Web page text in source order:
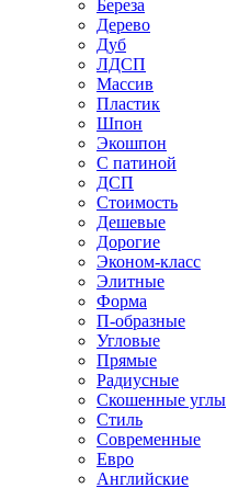
Береза
Дерево
Дуб
ЛДСП
Массив
Пластик
Шпон
Экошпон
С патиной
ДСП
Стоимость
Дешевые
Дорогие
Эконом-класс
Элитные
Форма
П-образные
Угловые
Прямые
Радиусные
Скошенные углы
Стиль
Современные
Евро
Английские